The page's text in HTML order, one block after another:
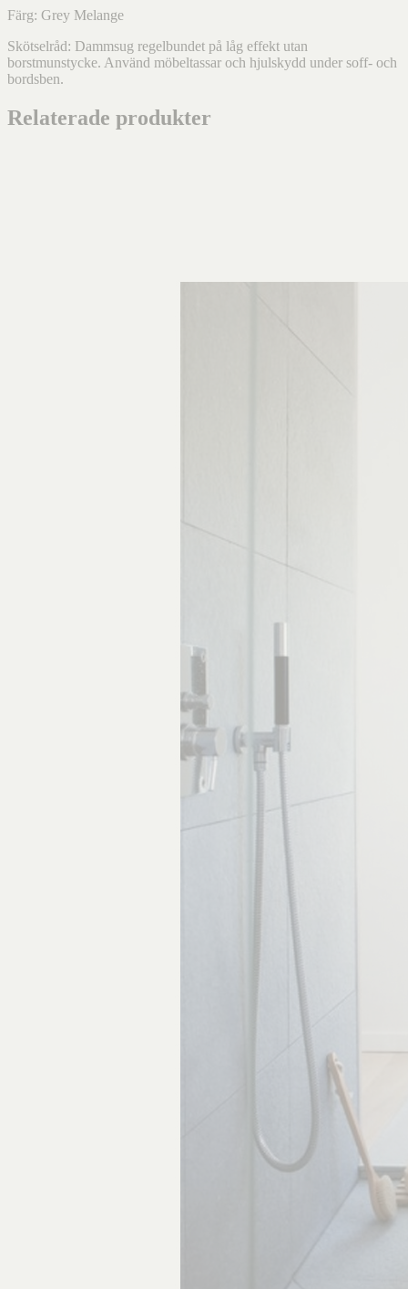
Färg: Grey Melange
Skötselråd: Dammsug regelbundet på låg effekt utan
borstmunstycke. Använd möbeltassar och hjulskydd under soff- och
bordsben.
Relaterade produkter